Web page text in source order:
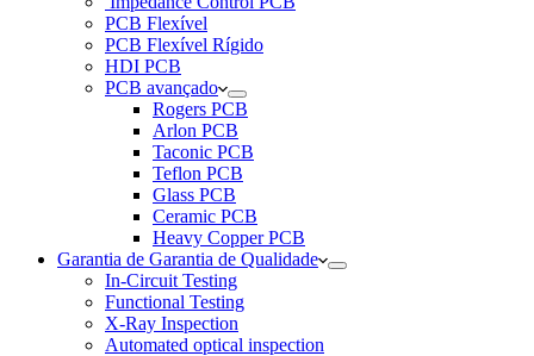
PCB Flexível
PCB Flexível Rígido
HDI PCB
PCB avançado
Rogers PCB
Arlon PCB
Taconic PCB
Teflon PCB
Glass PCB
Ceramic PCB
Heavy Copper PCB
Garantia de Garantia de Qualidade
In-Circuit Testing
Functional Testing
X-Ray Inspection
Automated optical inspection